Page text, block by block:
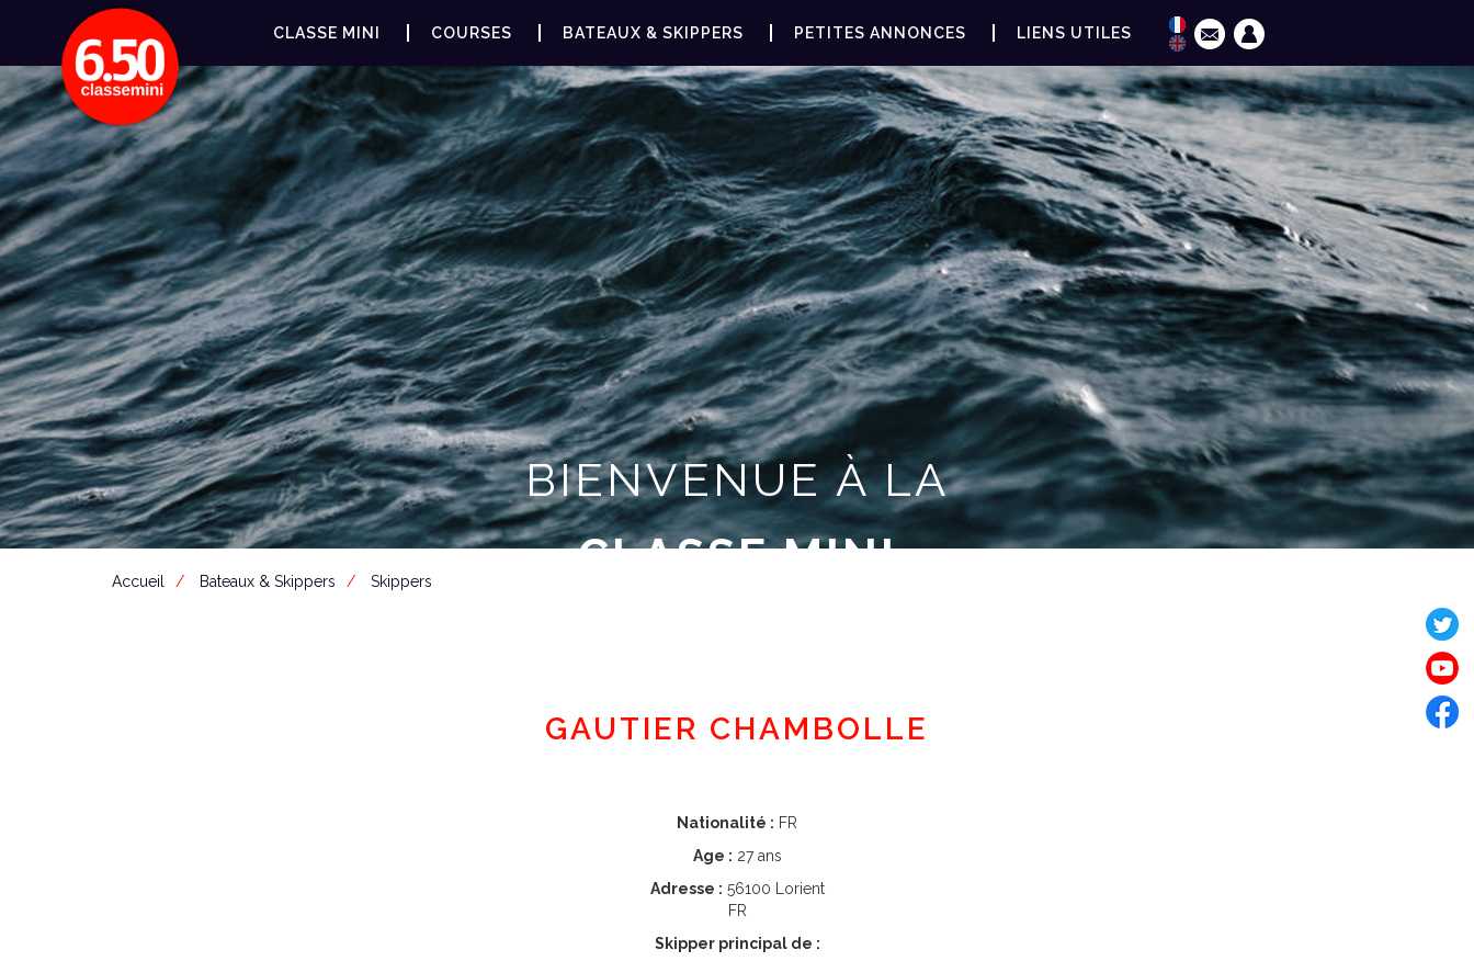
CLASSE MINI COURSES BATEAUX & SKIPPERS PETITES ANNONCES LIENS UTILES
BIENVENUE À LA
CLASSE MINI
Accueil Bateaux & Skippers Skippers
GAUTIER CHAMBOLLE
Nationalité : FR
Age : 27 ans
Adresse : 56100 Lorient
FR
Skipper principal de :